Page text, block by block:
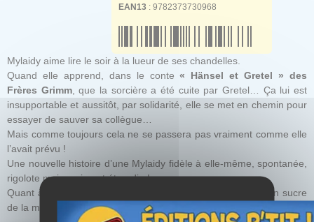
EAN13: 9782373730968
Mylaidy aime lire le soir à la lueur de ses chandelles.
Quand elle apprend, dans le conte « Hänsel et Gretel » des
Frères Grimm, que la sorcière a été cuite par Gretel… Ça lui est
insupportable et aussitôt, par solidarité, elle se met en chemin pour
essayer de sauver sa collègue…
Mais comme toujours cela ne se passera pas vraiment comme elle
l’avait prévu !
Une nouvelle histoire d’une Mylaidy fidèle à elle-même, spontanée,
rigolote mais vraiment étourdie !
Quant à Biscotte, son chat, il se souviendra de la maison en sucre
de la méchante sorcière !